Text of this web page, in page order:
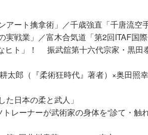
アート擒拿術」／千歳強直「千唐流空
戦業」／富木合気道「第2回ITAF国際
ヒト」！ 振武舘第十六代宗家・黒田
太郎（『柔術狂時代』著者）×奥田照
日本の柔と武人」
レーナーが武術家の身体を“診て・触